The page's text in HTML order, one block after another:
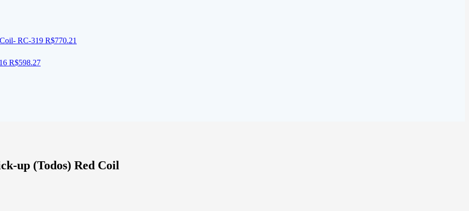
RC-319 R$770.21
R$598.27
up (Todos) Red Coil